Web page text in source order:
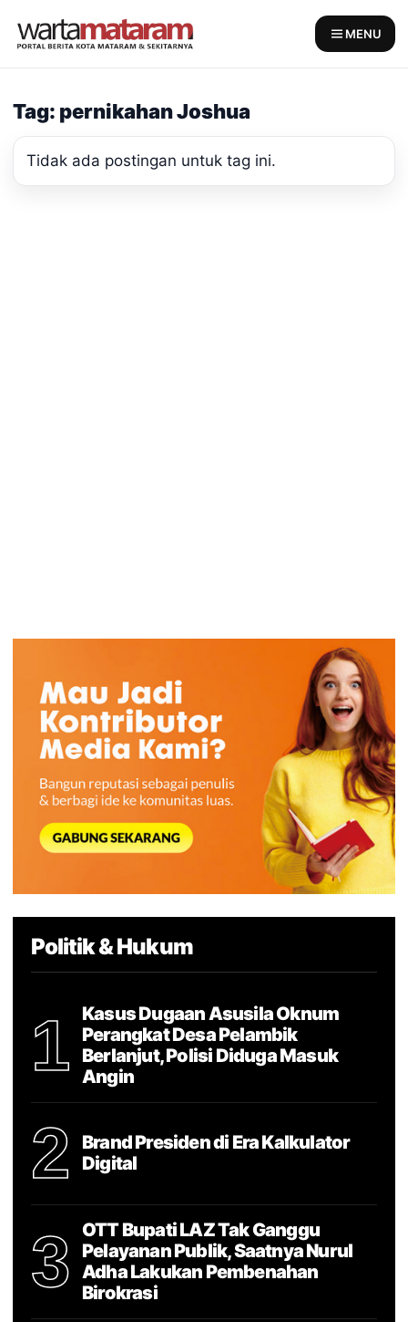
MENU
Tag: pernikahan Joshua
Tidak ada postingan untuk tag ini.
Politik & Hukum
1
Kasus Dugaan Asusila Oknum
Perangkat Desa Pelambik
Berlanjut, Polisi Diduga Masuk
Angin
2
Brand Presiden di Era Kalkulator
Digital
3
OTT Bupati LAZ Tak Ganggu
Pelayanan Publik, Saatnya Nurul
Adha Lakukan Pembenahan
Birokrasi